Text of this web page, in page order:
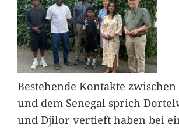
Bestehende Kontakte
und dem Senegal sprich
und Djilor vertieft haben bei